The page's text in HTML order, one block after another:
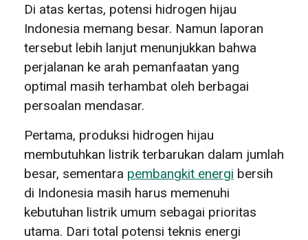
Di atas kertas, potensi hidrogen hijau
Indonesia memang besar. Namun laporan
tersebut lebih lanjut menunjukkan bahwa
perjalanan ke arah pemanfaatan yang
optimal masih terhambat oleh berbagai
persoalan mendasar.
Pertama, produksi hidrogen hijau
membutuhkan listrik terbarukan dalam jumlah
besar, sementara pembangkit energi bersih
di Indonesia masih harus memenuhi
kebutuhan listrik umum sebagai prioritas
utama. Dari total potensi teknis energi